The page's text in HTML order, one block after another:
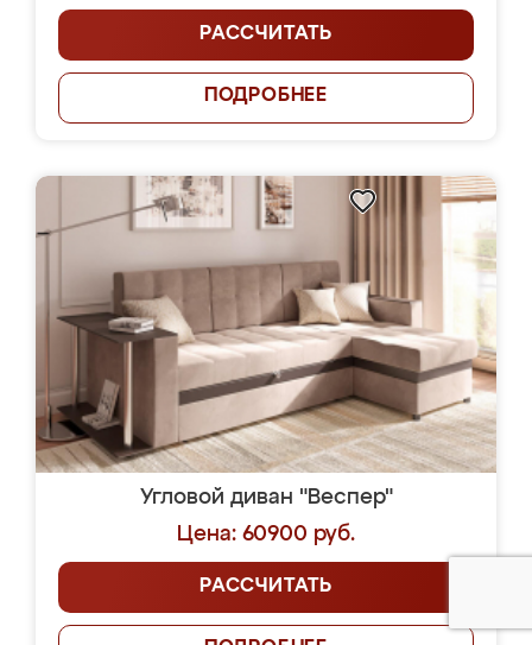
РАССЧИТАТЬ
ПОДРОБНЕЕ
Угловой диван "Веспер"
Цена: 60900 руб.
РАССЧИТАТЬ